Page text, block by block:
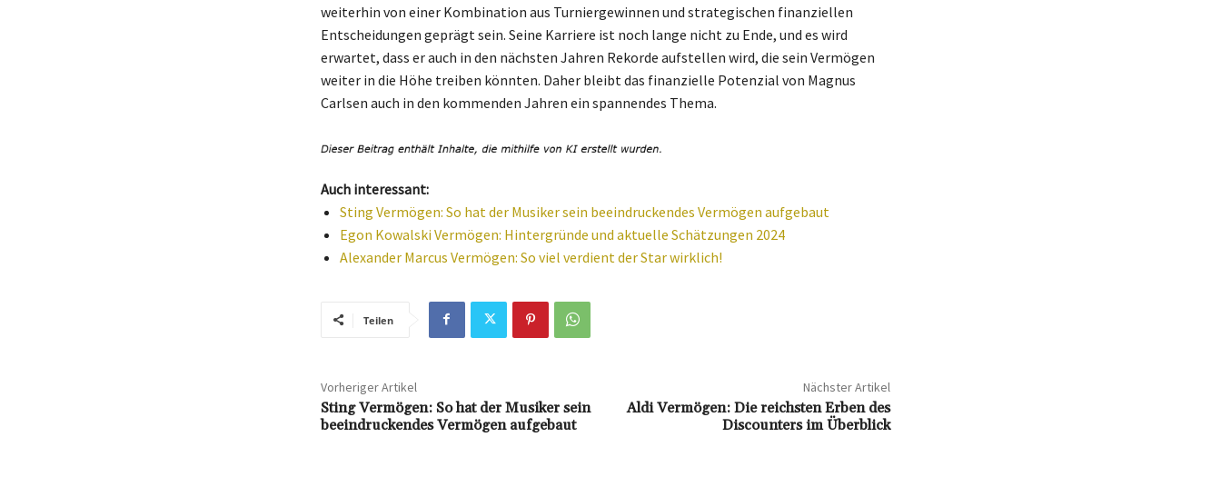
weiterhin von einer Kombination aus Turniergewinnen und strategischen finanziellen
Entscheidungen geprägt sein. Seine Karriere ist noch lange nicht zu Ende, und es wird
erwartet, dass er auch in den nächsten Jahren Rekorde aufstellen wird, die sein Vermögen
weiter in die Höhe treiben könnten. Daher bleibt das finanzielle Potenzial von Magnus
Carlsen auch in den kommenden Jahren ein spannendes Thema.
Auch interessant:
Sting Vermögen: So hat der Musiker sein beeindruckendes Vermögen aufgebaut
Egon Kowalski Vermögen: Hintergründe und aktuelle Schätzungen 2024
Alexander Marcus Vermögen: So viel verdient der Star wirklich!
Teilen
Vorheriger Artikel
Sting Vermögen: So hat der Musiker sein
beeindruckendes Vermögen aufgebaut
Nächster Artikel
Aldi Vermögen: Die reichsten Erben des
Discounters im Überblick